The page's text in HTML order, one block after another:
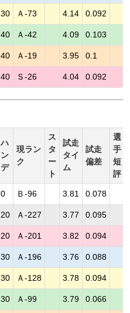
30 Ａ-73 4.14 0.092
40 Ａ-42 4.09 0.103
40 Ａ-19 3.95 0.1
40 Ｓ-26 4.04 0.092
ハ
ン
デ
現ラン
ク
ス
タ
ー
ト
試走
タイ
ム
試走
偏差
選
手
短
評
0 Ｂ-96 3.81 0.078
20 Ａ-227 3.77 0.095
20 Ａ-201 3.82 0.094
30 Ａ-196 3.76 0.088
30 Ａ-128 3.78 0.094
30 Ａ-99 3.79 0.066